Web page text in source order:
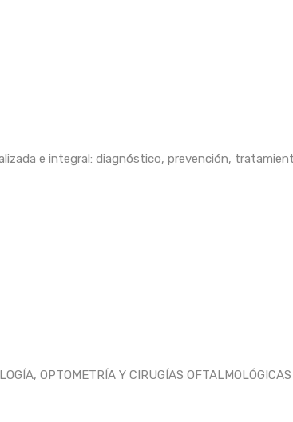
e integral: diagnóstico, prevención,
OPTOMETRÍA Y CIRUGÍAS OFTALMOLÓGICAS